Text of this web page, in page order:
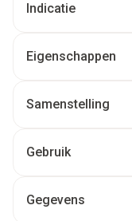
Indicatie
Eigenschappen
Samenstelling
Gebruik
Gegevens